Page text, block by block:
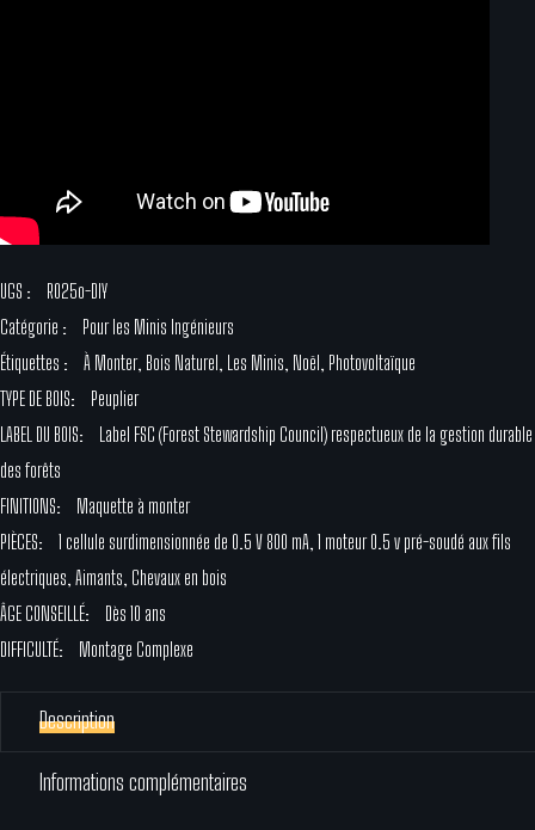
UGS :
R025o-DIY
Catégorie :
Pour les Minis Ingénieurs
Étiquettes :
À Monter, Bois Naturel , Les Minis, Noël , Photovoltaïque
TYPE DE BOIS:
Peuplier
LABEL DU BOIS:
Label FSC (Forest Stewardship Council) respectueux de la gestion durable
des forêts
FINITIONS:
Maquette à monter
PIÈCES:
1 cellule surdimensionnée de 0.5 V 800 mA, 1 moteur 0.5 v pré-soudé aux fils
électriques, Aimants, Chevaux en bois
ÂGE CONSEILLÉ:
Dès 10 ans
DIFFICULTÉ:
Montage Complexe
Description
Informations complémentaires